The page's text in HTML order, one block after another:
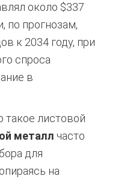
около $337
по прогнозам,
к 2034 году, при
спроса
в
такое листовой
металл часто
для
на